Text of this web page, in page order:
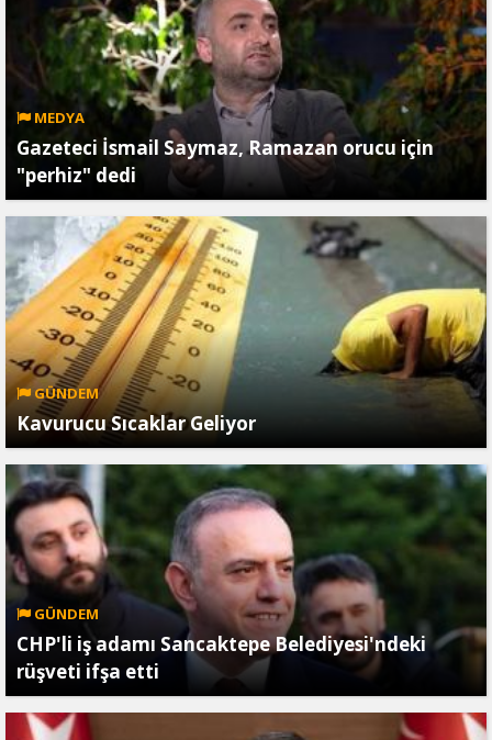
MEDYA
Gazeteci İsmail Saymaz, Ramazan orucu için
"perhiz" dedi
GÜNDEM
Kavurucu Sıcaklar Geliyor
GÜNDEM
CHP'li iş adamı Sancaktepe Belediyesi'ndeki
rüşveti ifşa etti